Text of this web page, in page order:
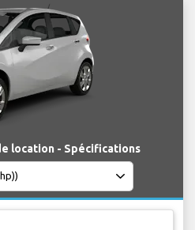
location - Spécifications